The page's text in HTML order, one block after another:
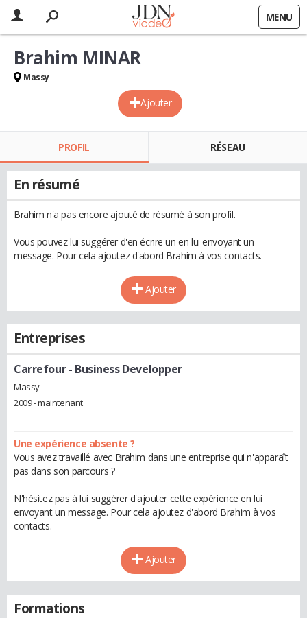
MENU
Ajouter
Brahim MINAR
Massy
PROFIL RÉSEAU
En résumé
Brahim n'a pas encore ajouté de résumé à son profil.
Vous pouvez lui suggérer d'en écrire un en lui envoyant un
message. Pour cela ajoutez d'abord Brahim à vos contacts.
Ajouter
Entreprises
Carrefour- Business Developper
Massy
2009 - maintenant
Une expérience absente ?
Vous avez travaillé avec Brahim dans une entreprise qui n'apparaît
pas dans son parcours ?
N'hésitez pas à lui suggérer d'ajouter cette expérience en lui
envoyant un message. Pour cela ajoutez d'abord Brahim à vos
contacts.
Ajouter
Formations